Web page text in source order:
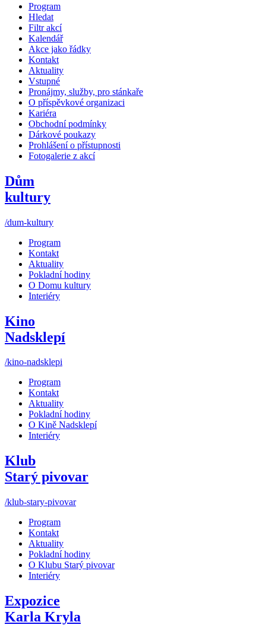
Program
Hledat
Filtr akcí
Kalendář
Akce jako řádky
Kontakt
Aktuality
Vstupné
Pronájmy, služby, pro stánkaře
O příspěvkové organizaci
Kariéra
Obchodní podmínky
Dárkové poukazy
Prohlášení o přístupnosti
Fotogalerie z akcí
Dům
kultury
/dum-kultury
Program
Kontakt
Aktuality
Pokladní hodiny
O Domu kultury
Interiéry
Kino
Nadsklepí
/kino-nadsklepi
Program
Kontakt
Aktuality
Pokladní hodiny
O Kině Nadsklepí
Interiéry
Klub
Starý pivovar
/klub-stary-pivovar
Program
Kontakt
Aktuality
Pokladní hodiny
O Klubu Starý pivovar
Interiéry
Expozice
Karla Kryla